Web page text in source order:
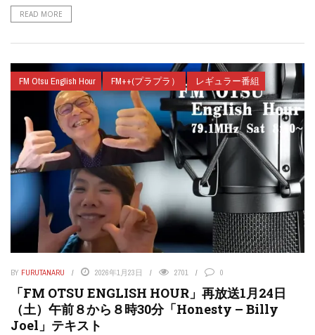
READ MORE
FM Otsu English Hour FM++(プラプラ） レギュラー番組
BY FURUTANARU 2026年1月23日 2701 0
「FM OTSU ENGLISH HOUR」再放送1月24日
（土）午前８から８時30分「Honesty – Billy
Joel」テキスト